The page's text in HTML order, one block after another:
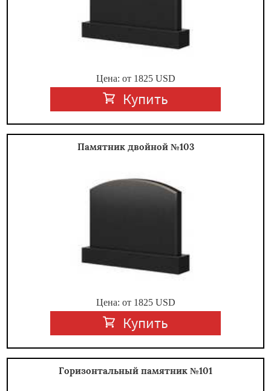
Цена: от 1825USD
Купить
Памятник двойной №103
Цена: от 1825USD
Купить
Горизонтальный памятник №101